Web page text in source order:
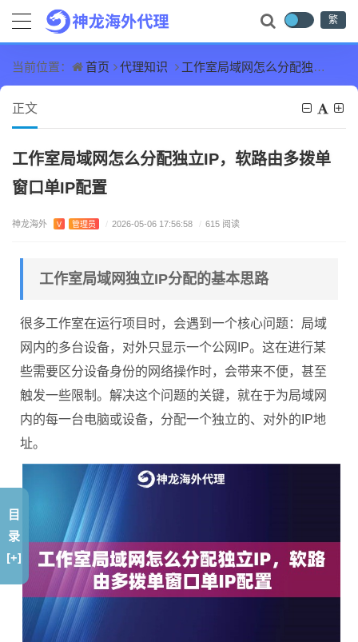
繁
当前位置： 首页 代理知识 工作室局域网怎么分配独立IP，软路由多拨单窗口单IP配置
正文
工作室局域网怎么分配独立IP，软路由多拨单
窗口单IP配置
神龙海外 V 管理员 / 2026-05-06 17:56:58 / 615 阅读
工作室局域网独立IP分配的基本思路
很多工作室在运行项目时，会遇到一个核心问题：局域
网内的多台设备，对外只显示一个公网IP。这在进行某
些需要区分设备身份的网络操作时，会带来不便，甚至
触发一些限制。解决这个问题的关键，就在于为局域网
内的每一台电脑或设备，分配一个独立的、对外的IP地
址。
目
录
[+]